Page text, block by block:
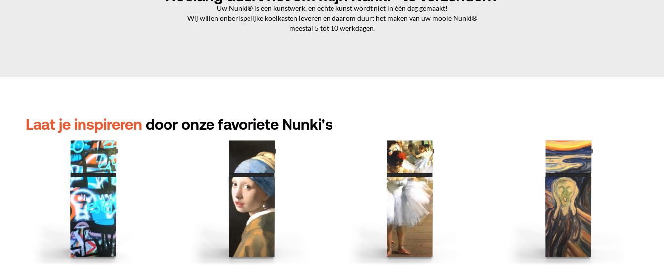
Uw Nunki® is een kunstwerk, en echte kunst wordt niet in één dag gemaakt!
Wij willen onberispelijke koelkasten leveren en daarom duurt het maken van uw mooie Nunki®
meestal 5 tot 10 werkdagen.
Laat je inspireren door onze favoriete Nunki's